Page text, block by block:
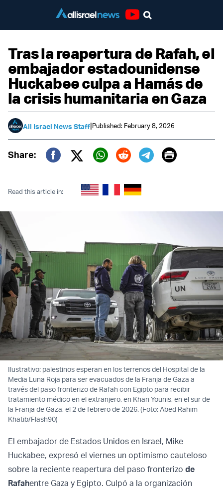
Tras la reapertura de Rafah, el
embajador estadounidense
Huckabee culpa a Hamás de
la crisis humanitaria en Gaza
All Israel News Staff|Published: February 8, 2026
Share:
Twitter (X)
Print
Read this article in:
Ilustrativo: palestinos esperan en los terrenos del Hospital de la
Media Luna Roja para ser evacuados de la Franja de Gaza a
través del paso fronterizo de Rafah con Egipto para recibir
tratamiento médico en el extranjero, en Khan Younis, en el sur de
la Franja de Gaza, el 2 de febrero de 2026. (Foto: Abed Rahim
Khatib/Flash90)
El embajador de Estados Unidos en Israel, Mike
Huckabee, expresó el viernes un optimismo cauteloso
sobre la reciente reapertura del paso fronterizo de
Rafahentre Gaza y Egipto. Culpó a la organización